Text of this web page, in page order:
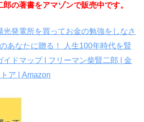
の著書をアマゾンで販売中です。
発電所を買ってお金の勉強をしなさ
あなたに贈る！ 人生100年時代を賢
イドマップ | フリーマン柴賢二郎 | 金
ア | Amazon